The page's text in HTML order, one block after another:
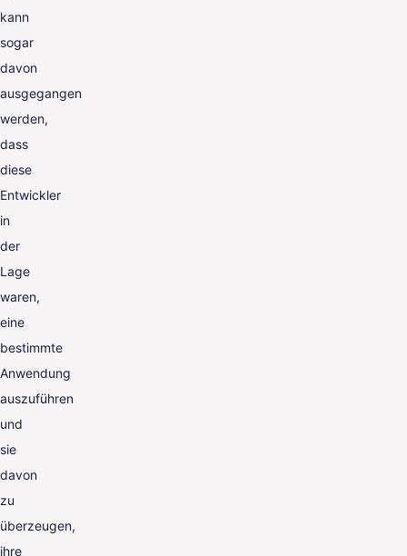
kann
sogar
davon
ausgegangen
werden,
dass
diese
Entwickler
in
der
Lage
waren,
eine
bestimmte
Anwendung
auszuführen
und
sie
davon
zu
überzeugen,
ihre